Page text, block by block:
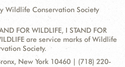
Wildlife Conservation Society
FOR WILDLIFE, I STAND FOR
are service marks of Wildlife
Society.
New York 10460 | (718) 220-